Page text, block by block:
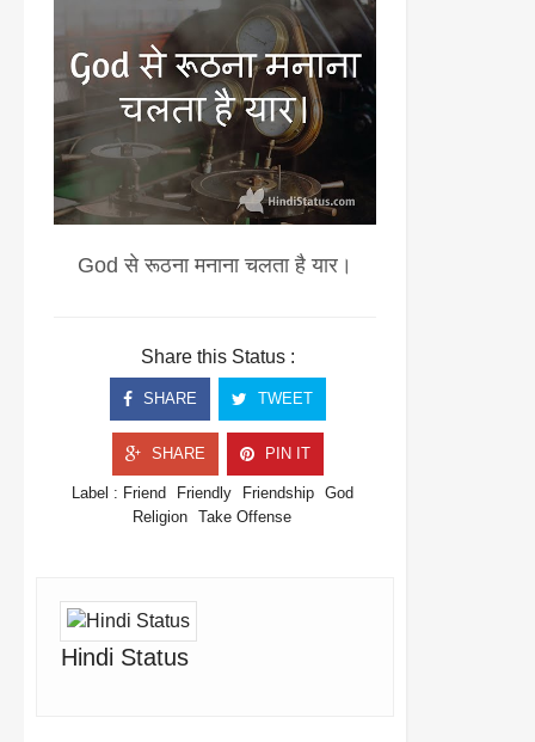
God से रूठना मनाना चलता है यार।
Share this Status :
SHARE TWEET
SHARE PIN IT
Label : Friend Friendly Friendship
God
Religion Take Offense
Hindi Status